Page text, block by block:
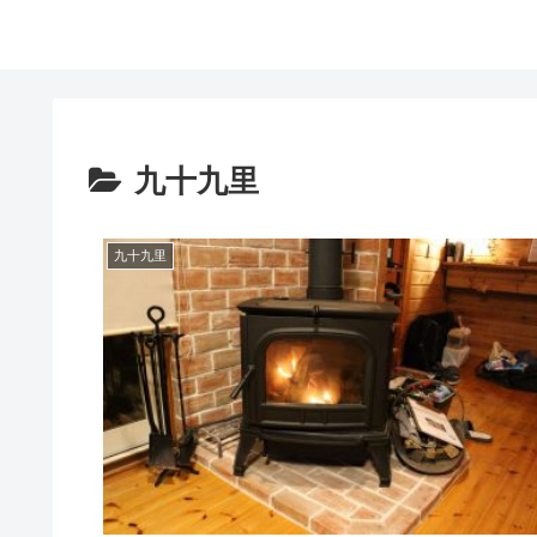
九十九里
九十九里